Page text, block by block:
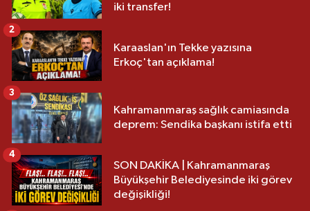
iki transfer!
Karaaslan'ın Tekke yazısına
Erkoç'tan açıklama!
2
Kahramanmaraş sağlık camiasında
deprem: Sendika başkanı istifa etti
3
SON DAKİKA | Kahramanmaraş
Büyükşehir Belediyesinde iki görev
değişikliği!
4